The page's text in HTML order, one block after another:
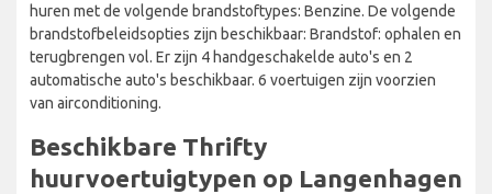
huren met de volgende brandstoftypes: Benzine. De volgende
brandstofbeleidsopties zijn beschikbaar: Brandstof: ophalen en
terugbrengen vol. Er zijn 4 handgeschakelde auto's en 2
automatische auto's beschikbaar. 6 voertuigen zijn voorzien
van airconditioning.
Beschikbare Thrifty
huurvoertuigtypen op Langenhagen